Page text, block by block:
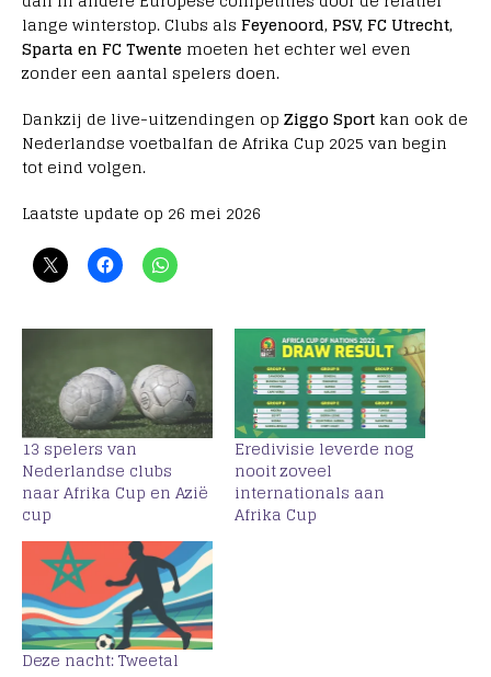
lange winterstop. Clubs als Feyenoord, PSV, FC Utrecht,
Sparta en FC Twente moeten het echter wel even
zonder een aantal spelers doen.
Dankzij de live-uitzendingen op Ziggo Sport kan ook de
Nederlandse voetbalfan de Afrika Cup 2025 van begin
tot eind volgen.
Laatste update op 26 mei 2026
13 spelers van
Nederlandse clubs
naar Afrika Cup en Azië
cup
Eredivisie leverde nog
nooit zoveel
internationals aan
Afrika Cup
Deze nacht: Tweetal